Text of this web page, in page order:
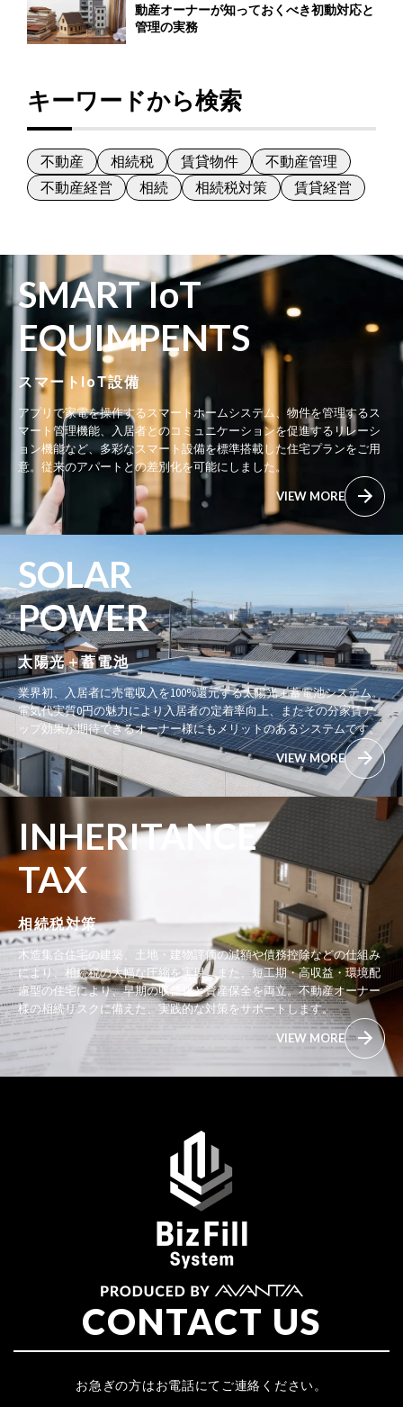
動産オーナーが知っておくべき初動対応と
管理の実務
キーワードから検索
不動産 相続税 賃貸物件
不動産管理
不動産経営
相続 相続税対策 賃貸経営
SMART IoT
EQUIMPENTS
スマートIoT設備
アプリで家電を操作するスマートホームシステム、物件を管理するス
マート管理機能、入居者とのコミュニケーションを促進するリレーシ
ョン機能など、多彩なスマート設備を標準搭載した住宅プランをご用
意。従来のアパートとの差別化を可能にしました。
VIEW MORE
SOLAR
POWER
太陽光＋蓄電池
業界初、入居者に売電収入を100%還元する太陽光＋蓄電池システム。
電気代実質0円の魅力により入居者の定着率向上、またその分家賃ア
ップ効果が期待できるオーナー様にもメリットのあるシステムです。
VIEW MORE
INHERITANCE
TAX
相続税対策
木造集合住宅の建築、土地・建物評価の減額や債務控除などの仕組み
により、相続税の大幅な圧縮を実現。また、短工期・高収益・環境配
慮型の住宅により、早期の収益化と資産保全を両立。不動産オーナー
様の相続リスクに備えた、実践的な対策をサポートします。
VIEW MORE
CONTACT US
お急ぎの方はお電話にてご連絡ください。